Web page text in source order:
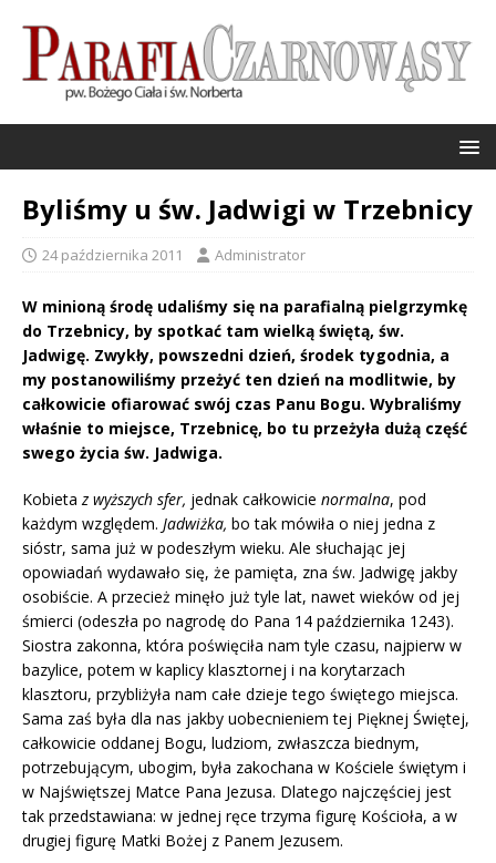
Byliśmy u św. Jadwigi w Trzebnicy
24 października 2011 Administrator
W minioną środę udaliśmy się na parafialną pielgrzymkę
do Trzebnicy, by spotkać tam wielką świętą, św.
Jadwigę. Zwykły, powszedni dzień, środek tygodnia, a
my postanowiliśmy przeżyć ten dzień na modlitwie, by
całkowicie ofiarować swój czas Panu Bogu. Wybraliśmy
właśnie to miejsce, Trzebnicę, bo tu przeżyła dużą część
swego życia św. Jadwiga.
Kobieta z wyższych sfer, jednak całkowicie normalna, pod
każdym względem. Jadwiżka, bo tak mówiła o niej jedna z
sióstr, sama już w podeszłym wieku. Ale słuchając jej
opowiadań wydawało się, że pamięta, zna św. Jadwigę jakby
osobiście. A przecież minęło już tyle lat, nawet wieków od jej
śmierci (odeszła po nagrodę do Pana 14 października 1243).
Siostra zakonna, która poświęciła nam tyle czasu, najpierw w
bazylice, potem w kaplicy klasztornej i na korytarzach
klasztoru, przybliżyła nam całe dzieje tego świętego miejsca.
Sama zaś była dla nas jakby uobecnieniem tej Pięknej Świętej,
całkowicie oddanej Bogu, ludziom, zwłaszcza biednym,
potrzebującym, ubogim, była zakochana w Kościele świętym i
w Najświętszej Matce Pana Jezusa. Dlatego najczęściej jest
tak przedstawiana: w jednej ręce trzyma figurę Kościoła, a w
drugiej figurę Matki Bożej z Panem Jezusem.